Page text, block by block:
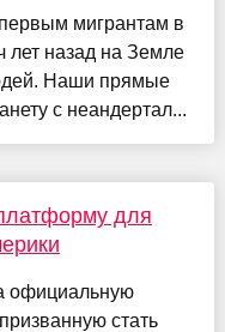
мигрантам в
лет назад на Земле
Наши прямые
с неандертал...
для
официальную
стать